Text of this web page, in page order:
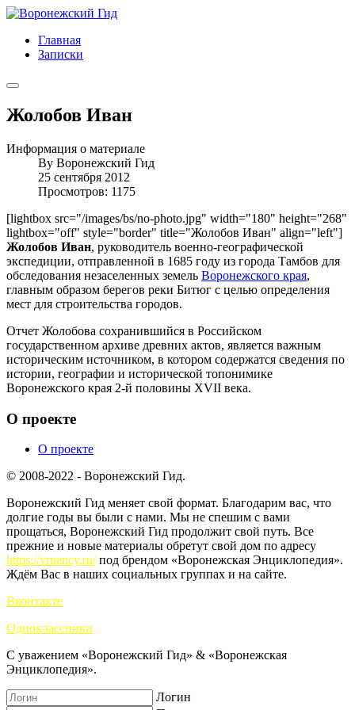
Главная
Записки
Жолобов Иван
Информация о материале
By Воронежский Гид
25 сентября 2012
Просмотров: 1175
[lightbox src="/images/bs/no-photo.jpg" width="180" height="268"
lightbox="off" style="border" title="Жолобов Иван" align="left"]
Жолобов Иван, руководитель военно-географической
экспедиции, отправленной в 1685 году из города Тамбов для
обследования незаселенных земель Воронежского края,
главным образом берегов реки Битюг с целью определения
мест для строительства городов.
Отчет Жолобова сохранившийся в Российском
государственном архиве древних актов, является важным
историческим источником, в котором содержатся сведения по
истории, географии и исторической топонимике
Воронежского края 2-й половины XVII века.
О проекте
О проекте
© 2008-2022 - Воронежский Гид.
Воронежский Гид меняет свой формат. Благодарим вас, что
долгие годы вы были с нами. Мы не спешим с вами
прощаться, Воронежский Гид продолжит свой путь. Все
прежние и новые материалы обретут свой дом по адресу
https://vrnency.ru/под брендом «Воронежская Энциклопедия».
Ждём Вас в наших социальных группах и на сайте.
Вконтакте
Одноклассники
С уважением «Воронежский Гид» & «Воронежская
Энциклопедия».
Логин